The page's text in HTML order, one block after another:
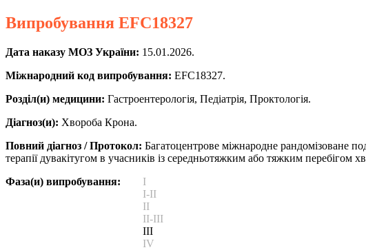
Випробування EFC18327
Дата наказу МОЗ України: 15.01.2026.
Міжнародний код випробування: EFC18327.
Розділ(и) медицини: Гастроентерологія, Педіатрія, Проктологія.
Діагноз(и): Хвороба Крона.
Повний діагноз / Протокол: Багатоцентрове міжнародне рандомізоване
терапії дувакітугом в учасників із середньотяжким або тяжким перебігом
Фаза(и) випробування:
I
I-II
II
II-III
III
IV